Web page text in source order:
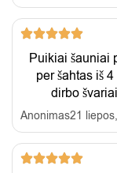
Puikiai šauniai
per šahtas iš
dirbo
Anonimas21